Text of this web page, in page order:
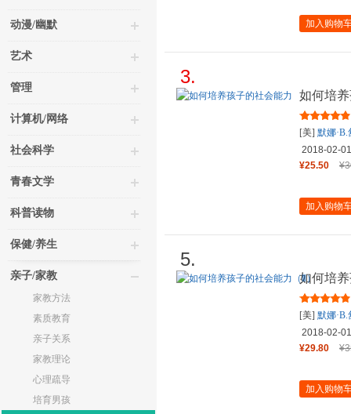
动漫/幽默
艺术
管理
计算机/网络
社会科学
青春文学
科普读物
保健/养生
亲子/家教
家教方法
素质教育
亲子关系
家教理论
心理疏导
培育男孩
加入购物
3.
如何培
[美] 默娜·B.
著； 张雪兰
2018-02-01
¥25.50
加入购物
5.
如何培
[美] 默娜·B.
2018-02-01
¥29.80
加入购物